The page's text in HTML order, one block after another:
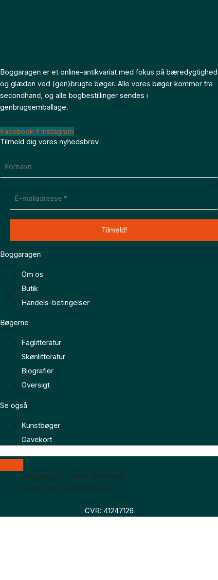
Boggaragen er et online-antikvariat med fokus på bæredygtighed
og glæden ved (gen)brugte bøger. Alle vores bøger kommer fra
secondhand, og alle bogbestillinger sendes i
genbrugsemballage.
Facebook-f Instagram
Tilmeld dig vores nyhedsbrev
Boggaragen
Om os
Butik
Handels-betingelser
Bøgerne
Faglitteratur
Skønlitteratur
Biografier
Oversigt
Se også
Kunstbøger
Gavekort
Boggaragen – online antikvariat
Marktoften 7H, 8464 Galten
CVR: 41247126